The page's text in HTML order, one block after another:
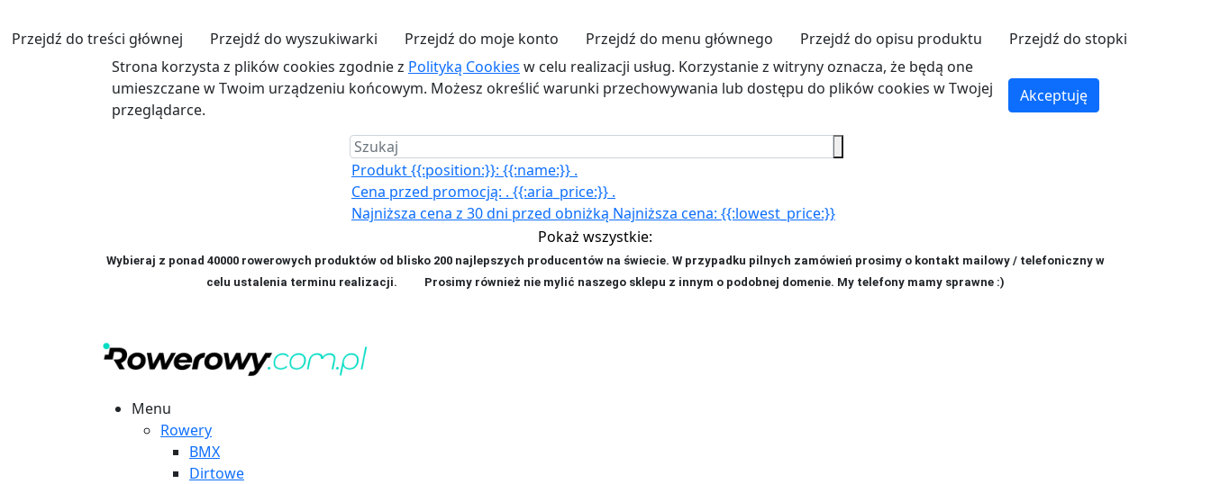
Przejdź do treści głównej Przejdź do wyszukiwarki Przejdź do moje konto Przejdź do menu głównego Przejdź do opisu produktu
Przejdź do stopki
Strona korzysta z plików cookies zgodnie z Polityką Cookies w celu realizacji usług. Korzystanie z witryny oznacza, że będą one
umieszczane w Twoim urządzeniu końcowym. Możesz określić warunki przechowywania lub dostępu do plików cookies w Twojej
przeglądarce.
Akceptuję
Produkt {{:position:}}: {{:name:}} .
Cena przed promocją: . {{:aria_price:}} .
Najniższa cena z 30 dni przed obniżką Najniższa cena: {{:lowest_price:}}
Pokaż wszystkie:
Wybieraj z ponad 40000 rowerowych produktów od blisko 200 najlepszych producentów na świecie. W przypadku pilnych zamówień prosimy o kontakt mailowy / telefoniczny w
celu ustalenia terminu realizacji. Prosimy również nie mylić naszego sklepu z innym o podobnej domenie. My telefony mamy sprawne :)
Menu
Rowery
BMX
Dirtowe